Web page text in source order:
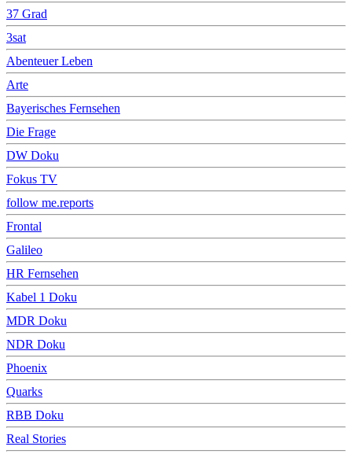
37 Grad
3sat
Abenteuer Leben
Arte
Bayerisches Fernsehen
Die Frage
DW Doku
Fokus TV
follow me.reports
Frontal
Galileo
HR Fernsehen
Kabel 1 Doku
MDR Doku
NDR Doku
Phoenix
Quarks
RBB Doku
Real Stories